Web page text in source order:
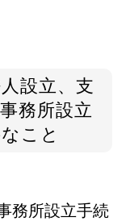
設立、支
務所設立
こと
務所設立手続